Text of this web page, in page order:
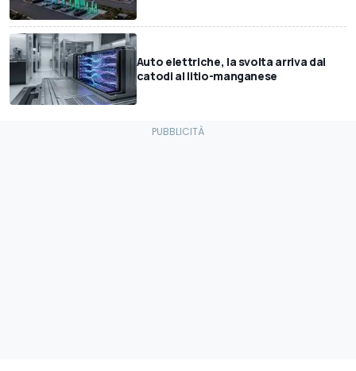
Auto elettriche, la svolta arriva dai
catodi al litio-manganese